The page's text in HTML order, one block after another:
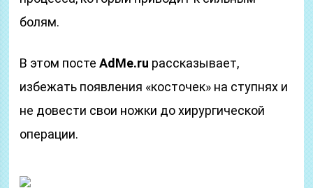
болям.
В этом постеAdMe.ru рассказывает,
избежать появления «косточек» на ступнях и
не довести свои ножки до хирургической
операции.